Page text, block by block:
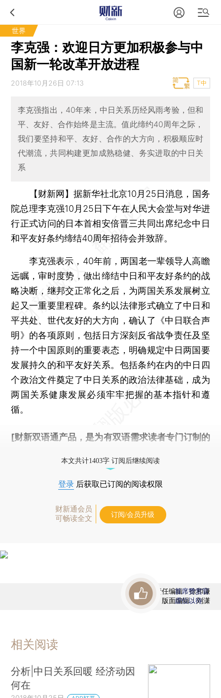
世界
李克强：欢迎日方更加积极参与中
国新一轮改革开放进程
2018年10月26日 07:13 T中
李克强指出，40年来，中日关系历经风雨考验，但和
平、友好、合作始终是主流。值此缔约40周年之际，
我们要坚持和平、友好、合作的大方向，积极顺应时
代潮流，共同构建更加成熟稳健、务实进取的中日关
系
【财新网】据新华社北京10月25日消息，国务
院总理李克强10月25日下午在人民大会堂与对华进
行正式访问的日本首相安倍晋三共同出席纪念中日
和平友好条约缔结40周年招待会并致辞。
李克强表示，40年前，两国老一辈领导人高瞻
远瞩，审时度势，做出缔结中日和平友好条约的战
略决断，继邦交正常化之后，为两国关系发展树立
起又一重要里程碑。条约以法律形式确立了中日和
平共处、世代友好的大方向，确认了《中日联合声
明》的各项原则，包括日方深刻反省战争责任及坚
持一个中国原则的重要表态，明确规定中日两国要
发展持久的和平友好关系。包括条约在内的中日四
个政治文件奠定了中日关系的政治法律基础，成为
两国关系健康发展必须牢牢把握的基本指针和遵
循。
[财新双语通产品，是为有双语需求读者专门订制的
本文共计1403字 订阅后继续阅读
登录 后获取已订阅的阅读权限
财新通会员
可畅读全文
订阅/会员升级
责任编辑：徐和谦
版面编辑：刘潇
首席赞赏官
虚位以待
相关阅读
分析|中日关系回暖 经济动因
何在